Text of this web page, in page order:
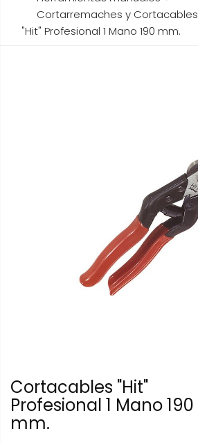
Cortarremaches y Cortacables
"Hit" Profesional 1 Mano 190 mm.
Cortacables "Hit"
Profesional 1 Mano 190
mm.